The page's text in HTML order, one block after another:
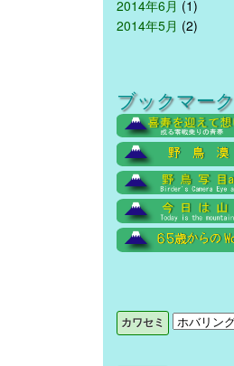
2014年6月 (1)
2014年5月 (2)
ブックマーク